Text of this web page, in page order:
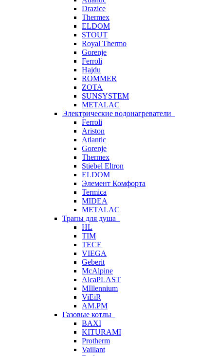
Drazice
Thermex
ELDOM
STOUT
Royal Thermo
Gorenje
Ferroli
Hajdu
ROMMER
ZOTA
SUNSYSTEM
METALAC
Электрические водонагреватели
Ferroli
Ariston
Atlantic
Gorenje
Thermex
Stiebel Eltron
ELDOM
Элемент Комфорта
Termica
MIDEA
METALAC
Трапы для душа
HL
TIM
TECE
VIEGA
Geberit
McAlpine
AlcaPLAST
MIllennium
ViEiR
AM.PM
Газовые котлы
BAXI
KITURAMI
Protherm
Vaillant